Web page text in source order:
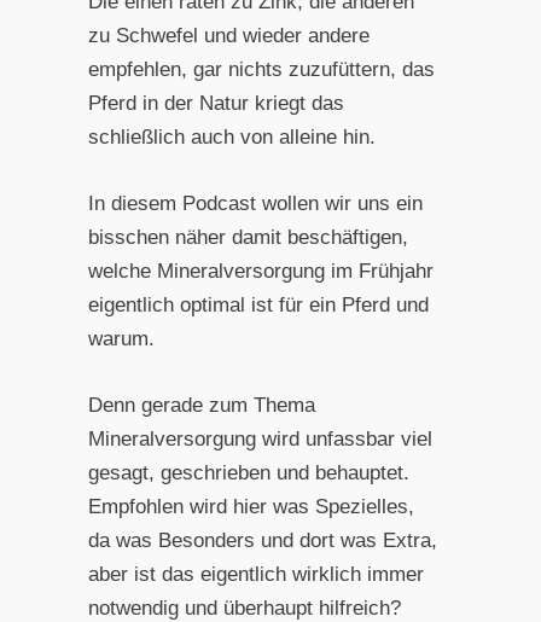
zu Schwefel und wieder andere
empfehlen, gar nichts zuzufüttern, das
Pferd in der Natur kriegt das
schließlich auch von alleine hin.
In diesem Podcast wollen wir uns ein
bisschen näher damit beschäftigen,
welche Mineralversorgung im Frühjahr
eigentlich optimal ist für ein Pferd und
warum.
Denn gerade zum Thema
Mineralversorgung wird unfassbar viel
gesagt, geschrieben und behauptet.
Empfohlen wird hier was Spezielles,
da was Besonders und dort was Extra,
aber ist das eigentlich wirklich immer
notwendig und überhaupt hilfreich?